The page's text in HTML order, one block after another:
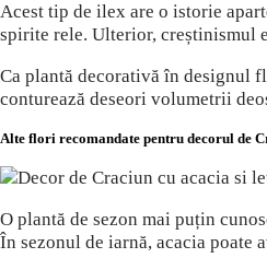
Acest tip de ilex are o istorie
spirite rele. Ulterior, creștinismul
Ca plantă decorativă în designul
conturează deseori volumetrii
Alte flori recomandate pentru decorul de
O plantă de sezon mai puțin
În sezonul de iarnă, acacia poate